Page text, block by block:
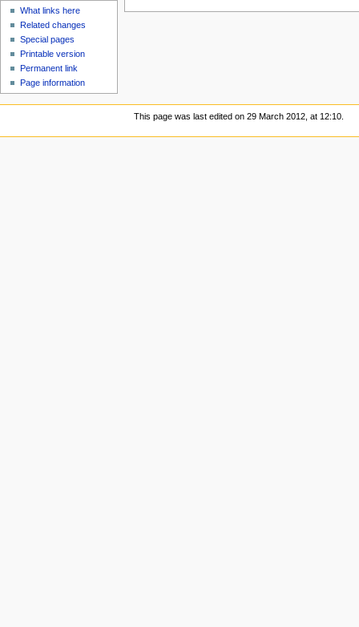
What links here
Related changes
Special pages
Printable version
Permanent link
Page information
This page was last edited on 29 March 2012, at 12:10.